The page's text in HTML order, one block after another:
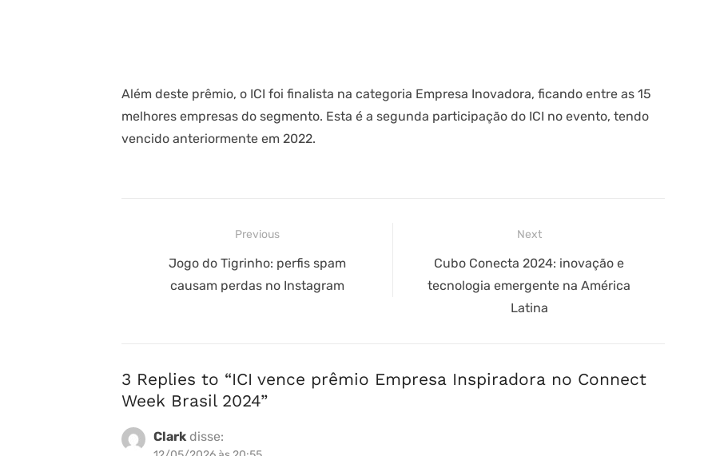
Além deste prêmio, o ICI foi finalista na categoria Empresa Inovadora, ficando entre as 15
melhores empresas do segmento. Esta é a segunda participação do ICI no evento, tendo
vencido anteriormente em 2022.
NavegaçãoPrevious
Previous
post:
Jogo do Tigrinho: perfis spam
causam perdas no Instagram
Next
Next
post:
Cubo Conecta 2024: inovação e
tecnologia emergente na América
Latina
3 Replies to “ICI vence prêmio Empresa Inspiradora no Connect
Week Brasil 2024”
Clark disse: